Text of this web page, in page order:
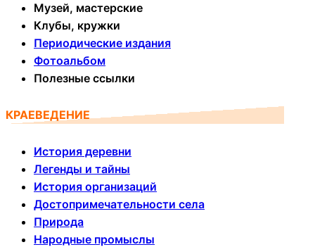
Музей, мастерские
Клубы, кружки
Периодические издания
Фотоальбом
Полезные ссылки
КРАЕВЕДЕНИЕ
История деревни
Легенды и тайны
История организаций
Достопримечательности села
Природа
Народные промыслы